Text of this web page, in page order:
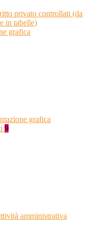
privato controllati (da
in tabelle)
grafica
grafica
9
amministrativa